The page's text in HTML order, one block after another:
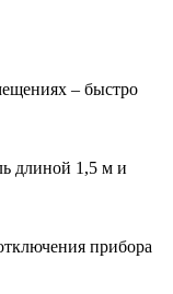
– быстро
длиной 1,5 м и
прибора